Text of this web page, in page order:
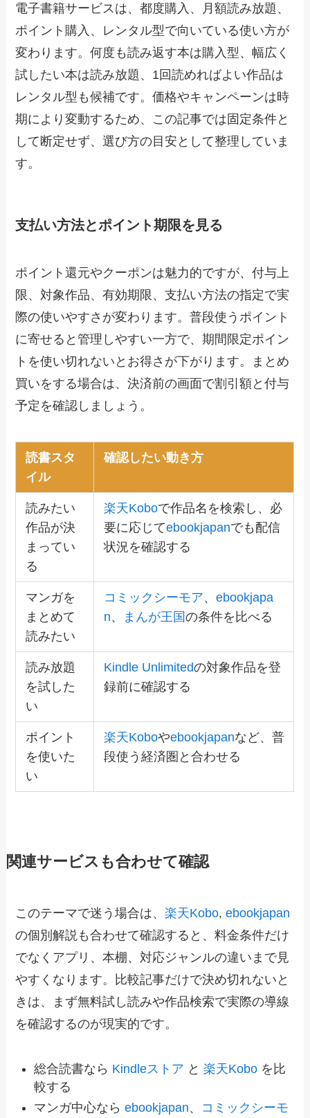
電子書籍サービスは、都度購入、月額読み放題、
ポイント購入、レンタル型で向いている使い方が
変わります。何度も読み返す本は購入型、幅広く
試したい本は読み放題、1回読めればよい作品は
レンタル型も候補です。価格やキャンペーンは時
期により変動するため、この記事では固定条件と
して断定せず、選び方の目安として整理していま
す。
支払い方法とポイント期限を見る
ポイント還元やクーポンは魅力的ですが、付与上
限、対象作品、有効期限、支払い方法の指定で実
際の使いやすさが変わります。普段使うポイント
に寄せると管理しやすい一方で、期間限定ポイン
トを使い切れないとお得さが下がります。まとめ
買いをする場合は、決済前の画面で割引額と付与
予定を確認しましょう。
読書スタ
イル
確認したい動き方
読みたい
作品が決
まってい
る
楽天Koboで作品名を検索し、必
要に応じてebookjapanでも配信
状況を確認する
マンガを
まとめて
読みたい
コミックシーモア、 ebookjapa
n、 まんが王国の条件を比べる
読み放題
を試した
い
Kindle Unlimitedの対象作品を登
録前に確認する
ポイント
を使いた
い
楽天Koboやebookjapanなど、普
段使う経済圏と合わせる
関連サービスも合わせて確認
このテーマで迷う場合は、楽天Kobo,ebookjapan
の個別解説も合わせて確認すると、料金条件だけ
でなくアプリ、本棚、対応ジャンルの違いまで見
やすくなります。比較記事だけで決め切れないと
きは、まず無料試し読みや作品検索で実際の導線
を確認するのが現実的です。
総合読書なら Kindleストア と楽天Kobo を比
較する
マンガ中心ならebookjapan、 コミックシーモ